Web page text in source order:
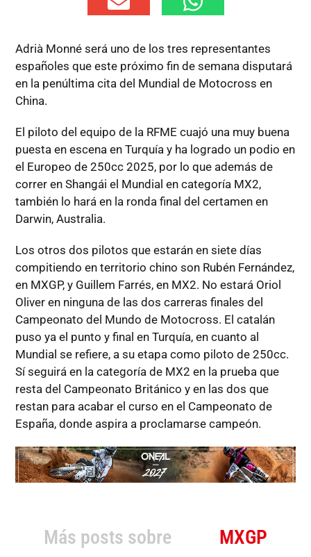
Adrià Monné será uno de los tres representantes
españoles que este próximo fin de semana disputará
en la penúltima cita del Mundial de Motocross en
China.
El piloto del equipo de la RFME cuajó una muy buena
puesta en escena en Turquía y ha logrado un podio en
el Europeo de 250cc 2025, por lo que además de
correr en Shangái el Mundial en categoría MX2,
también lo hará en la ronda final del certamen en
Darwin, Australia.
Los otros dos pilotos que estarán en siete días
compitiendo en territorio chino son Rubén Fernández,
en MXGP, y Guillem Farrés, en MX2. No estará Oriol
Oliver en ninguna de las dos carreras finales del
Campeonato del Mundo de Motocross. El catalán
puso ya el punto y final en Turquía, en cuanto al
Mundial se refiere, a su etapa como piloto de 250cc.
Sí seguirá en la categoría de MX2 en la prueba que
resta del Campeonato Británico y en las dos que
restan para acabar el curso en el Campeonato de
España, donde aspira a proclamarse campeón.
Más posts sobre MXGP